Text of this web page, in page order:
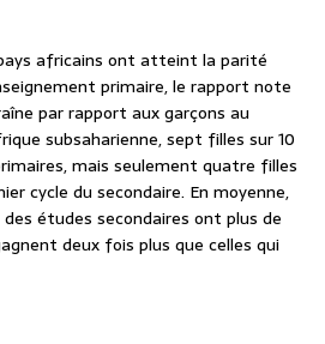
africains ont atteint la parité
primaire, le rapport note
par rapport aux garçons au
subsaharienne, sept filles sur 10
mais seulement quatre filles
cycle du secondaire. En moyenne,
études secondaires ont plus de
deux fois plus que celles qui